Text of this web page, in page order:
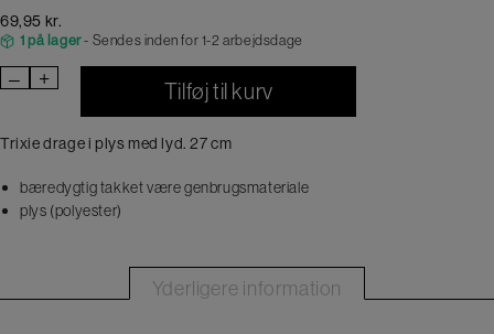
69,95 kr.
1 på lager- Sendes inden for 1-2 arbejdsdage
–
Drage + Tilføj til kurv
Trixie drage i plys med lyd. 27 cm
bæredygtig takket være genbrugsmateriale
plys (polyester)
Yderligere information